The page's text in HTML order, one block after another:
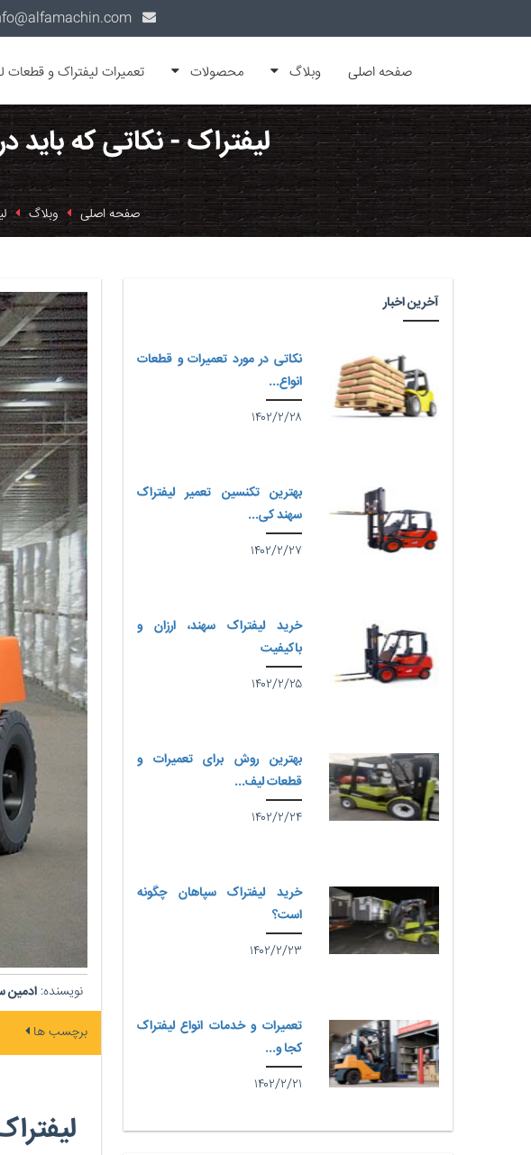
صفحه اصلی وبلاگ محصولات تعمیرات لیفتراک و قطعات
لیفتراک - نکاتی که باید
صفحه اصلی وبلاگ
نویسنده: ادمین
برچسب ها
آخرین اخبار
نکاتی در مورد تعمیرات و قطعات
انواع...
۱۴۰۲/۲/۲۸
بهترین تکنسین تعمیر لیفتراک
سهند کی...
۱۴۰۲/۲/۲۷
خرید لیفتراک سهند، ارزان و
باکیفیت
۱۴۰۲/۲/۲۵
بهترین روش برای تعمیرات و
قطعات لیف...
۱۴۰۲/۲/۲۴
خرید لیفتراک سپاهان چگونه
است؟
۱۴۰۲/۲/۲۳
تعمیرات و خدمات انواع لیفتراک
کجا و...
۱۴۰۲/۲/۲۱